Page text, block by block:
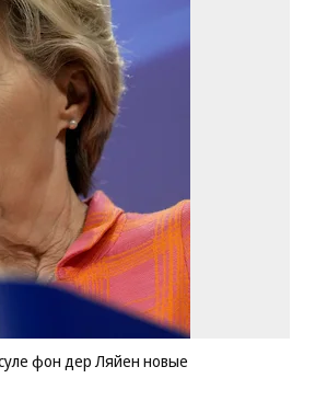
фон дер Ляйен новые